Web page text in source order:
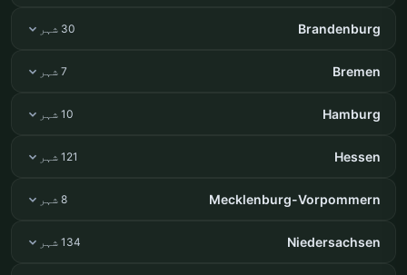
Brandenburg 30 شہر
Bremen 7 شہر
Hamburg 10 شہر
Hessen 121 شہر
Mecklenburg-Vorpommern 8 شہر
Niedersachsen 134 شہر